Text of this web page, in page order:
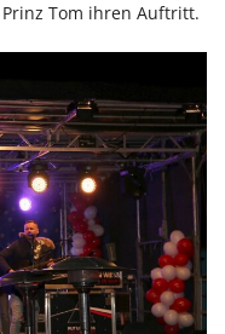
Tom ihren Auftritt.